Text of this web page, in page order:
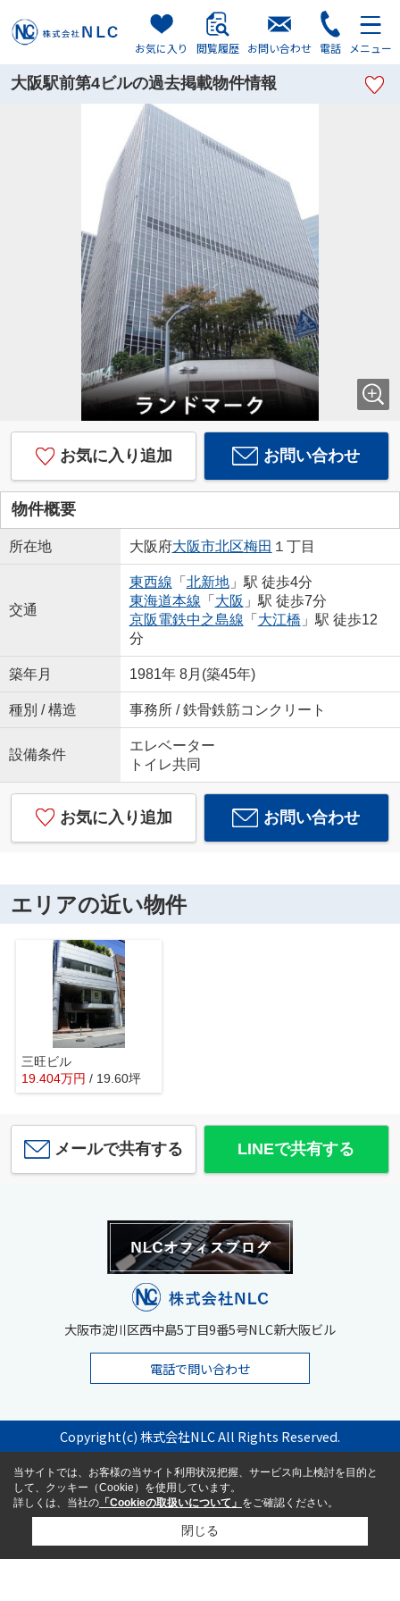
お気に入り 閲覧履歴 お問い合わせ 電話 メニュー
大阪駅前第4ビルの過去掲載物件情報
お気に入り追加 お問い合わせ
物件概要
所在地 大阪府大阪市北区梅田 １丁目
交通
東西線 「 北新地」駅 徒歩4分
東海道本線 「 大阪 」駅 徒歩7分
京阪電鉄中之島線 「 大江橋 」駅 徒歩12
分
築年月 1981年 8月(築45年)
種別 / 構造 事務所 / 鉄骨鉄筋コンクリート
設備条件
エレベーター
トイレ共同
お気に入り追加 お問い合わせ
エリアの近い物件
三旺ビル
19.404万円 / 19.60坪
メールで共有する LINEで共有する
大阪市淀川区西中島5丁目9番5号NLC新大阪ビル
電話で問い合わせ
Copyright(c) 株式会社NLC All Rights Reserved.
当サイトでは、お客様の当サイト利用状況把握、サービス向上検討を目的と
して、クッキー（Cookie）を使用しています。
詳しくは、当社の 「Cookieの取扱いについて」 をご確認ください。
閉じる